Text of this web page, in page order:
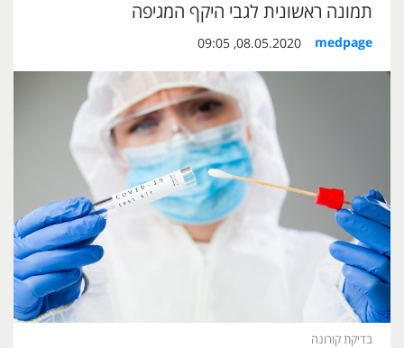
תמונה ראשונית לגבי היקף המגיפה
medpage
08.05.2020, 09:05
בדיקת קורונה